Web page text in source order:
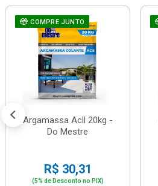
COMPRE JUNTO
Argamassa Acll 20kg -
Do Mestre
R$ 30,31
(5% de Desconto no PIX)